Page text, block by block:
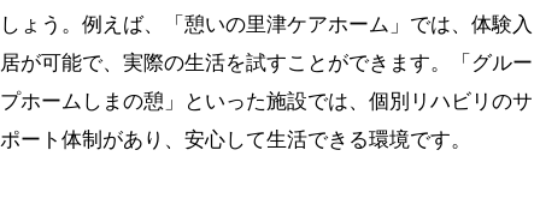
しょう。例えば、「憩いの里津ケアホーム」では、体験入
居が可能で、実際の生活を試すことができます。「グルー
プホームしまの憩」といった施設では、個別リハビリのサ
ポート体制があり、安心して生活できる環境です。